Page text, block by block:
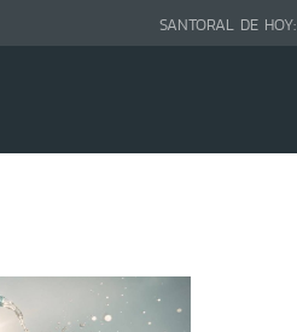
SANTORAL DE HOY: